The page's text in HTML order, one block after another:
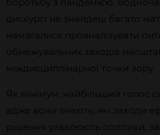
дискурсі не знайдеш багато
намагалися проаналізувати
обмежувальних заходів
міждисциплінарної точки зору.
Як мінімум, найбільший голос
адже вони знають, які заходи
рішення ухвалюють політики,